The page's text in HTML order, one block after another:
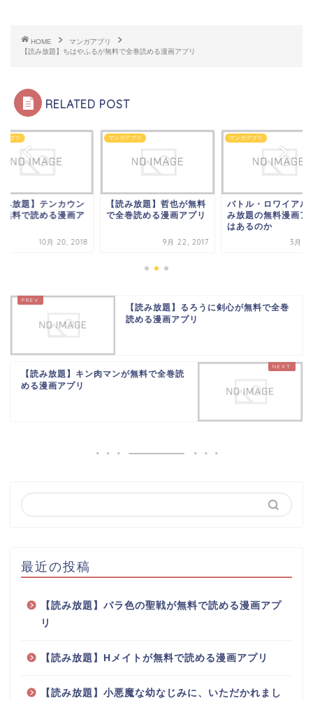
HOME
マンガアプリ
【読み放題】ちはやふるが無料で全巻読める漫画アプリ
RELATED POST
アプリ
み放題】テンカウン
無料で読める漫画ア
10月 20, 2018
マンガアプリ
【読み放題】哲也が無料
で全巻読める漫画アプリ
9月 22, 2017
マンガアプリ
バトル・ロワイアル
み放題の無料漫画ア
はあるのか
3月 1,
【読み放題】るろうに剣心が無料で全巻
読める漫画アプリ
【読み放題】キン肉マンが無料で全巻読
める漫画アプリ
最近の投稿
【読み放題】バラ色の聖戦が無料で読める漫画アプ
リ
【読み放題】Hメイトが無料で読める漫画アプリ
【読み放題】小悪魔な幼なじみに、いただかれまし